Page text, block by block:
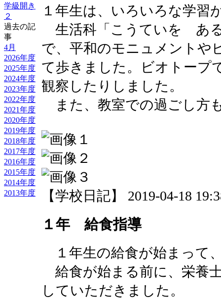
学級開き
２
過去の記
事
4月
2026年度
2025年度
2024年度
2023年度
2022年度
2021年度
2020年度
2019年度
2018年度
2017年度
2016年度
2015年度
2014年度
2013年度
１年生は、いろいろな学習
生活科「こうていを あ
で、平和のモニュメントや
て歩きました。ビオトープ
観察したりしました。
また、教室での過ごし方
【学校日記】 2019-04-18
１年 給食指導
１年生の給食が始まって
給食が始まる前に、栄養
していただきました。